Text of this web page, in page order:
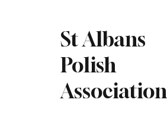
St Albans
Polish
Association